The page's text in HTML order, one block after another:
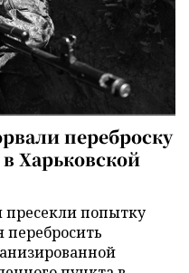
переброску
Харьковской
пресекли попытку
перебросить